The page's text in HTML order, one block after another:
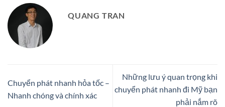
QUANG TRAN
Chuyển phát nhanh hỏa tốc –
Nhanh chóng và chính xác
Những lưu ý quan trọng khi
chuyển phát nhanh đi Mỹ bạn
phải nắm rõ